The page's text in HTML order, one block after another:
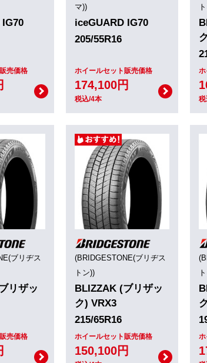
売価格
マ))
iceGUARD IG70
205/55R16
ホイールセット販売価格
174,100円
税込/4本
ブリヂス
リザッ
売価格
(BRIDGESTONE(ブリヂス
トン))
BLIZZAK (ブリザッ
ク) VRX3
215/65R16
ホイールセット販売価格
150,100円